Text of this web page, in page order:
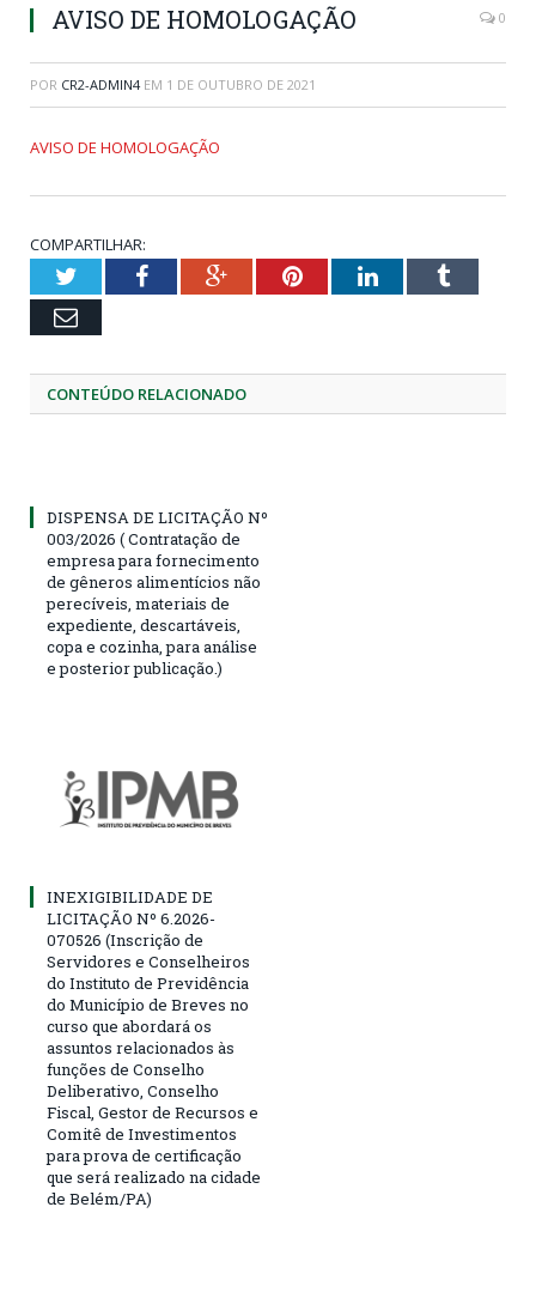
AVISO DE HOMOLOGAÇÃO 0
POR CR2-ADMIN4 EM 1 DE OUTUBRO DE 2021
AVISO DE HOMOLOGAÇÃO
COMPARTILHAR:
TwitterFacebookGoogle+PinterestLinkedInTumblr
Email
CONTEÚDO RELACIONADO
DISPENSA DE LICITAÇÃO Nº
003/2026 ( Contratação de
empresa para fornecimento
de gêneros alimentícios não
perecíveis, materiais de
expediente, descartáveis,
copa e cozinha, para análise
e posterior publicação.)
INEXIGIBILIDADE DE
LICITAÇÃO Nº 6.2026-
070526 (Inscrição de
Servidores e Conselheiros
do Instituto de Previdência
do Município de Breves no
curso que abordará os
assuntos relacionados às
funções de Conselho
Deliberativo, Conselho
Fiscal, Gestor de Recursos e
Comitê de Investimentos
para prova de certificação
que será realizado na cidade
de Belém/PA)